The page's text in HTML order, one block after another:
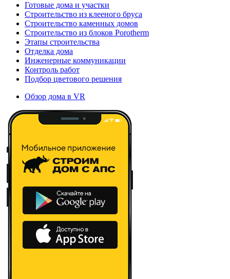
Готовые дома и участки
Строительство из клееного бруса
Строительство каменных домов
Строительство из блоков Porotherm
Этапы строительства
Отделка дома
Инженерные коммуникации
Контроль работ
Подбор цветового решения
Обзор дома в VR